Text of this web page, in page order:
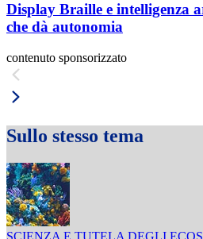
Display Braille e intelligenza
che dà autonomia
contenuto sponsorizzato
Sullo stesso tema
SCIENZA E TUTELA DEGLI